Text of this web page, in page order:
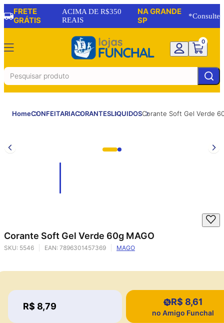
FRETE
GRÁTIS
ACIMA DE R$350
REAIS
NA GRANDE
SP
*Consulte
0
HomeCONFEITARIACORANTESLIQUIDOSCorante Soft Gel Verde
Corante Soft Gel Verde 60g MAGO
SKU: 5546 EAN: 7896301457369 MAGO
Price:
R$ 8,79 Price:
R$ 8,61
no Amigo Funchal